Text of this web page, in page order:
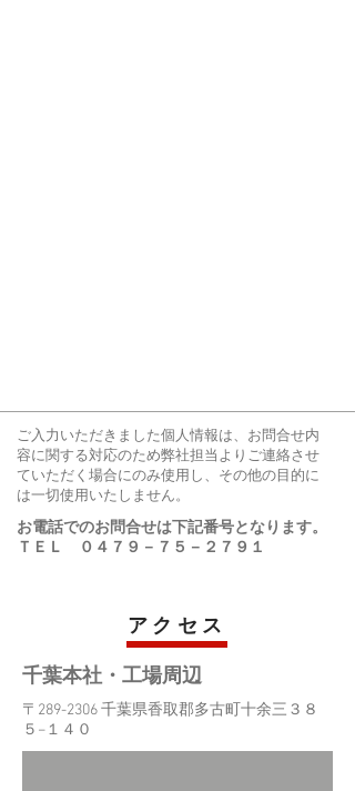
ご入力いただきました個人情報は、お問合せ内
容に関する対応のため弊社担当よりご連絡させ
ていただく場合にのみ使用し、その他の目的に
は一切使用いたしません。
お電話でのお問合せは下記番号となります。
ＴＥＬ ０４７９－７５－２７９１
​アクセス
千葉本社・工場周辺
〒289-2306 千葉県香取郡多古町十余三３８
５−１４０